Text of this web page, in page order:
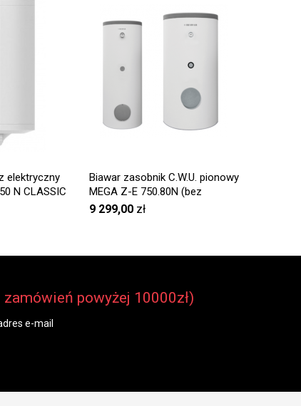
elektryczny
N CLASSIC
Biawar zasobnik C.W.U. pionowy
MEGA Z-E 750.80N (bez
wężownicy)
9 299,00 zł
zamówień powyżej 10000zł)
e-mail